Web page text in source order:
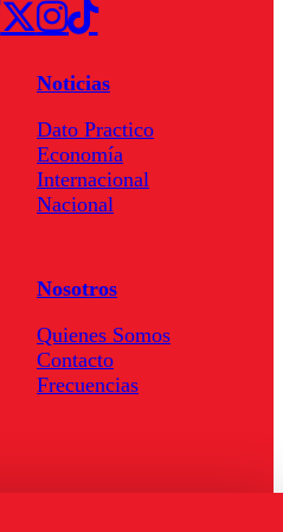
Noticias
Dato Practico
Economía
Internacional
Nacional
Nosotros
Quienes Somos
Contacto
Frecuencias